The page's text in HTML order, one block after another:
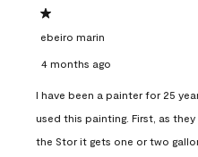
1 out of 5 stars.
ebeiro marin
4 months ago
I have been a painter for 25
used this painting. First, as
the Stor it gets one or two